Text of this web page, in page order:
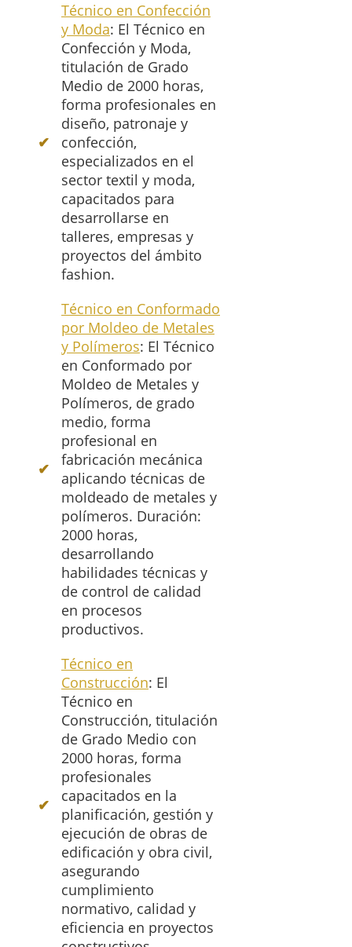
Técnico en Confección
y Moda: El Técnico en
Confección y Moda,
titulación de Grado
Medio de 2000 horas,
forma profesionales en
diseño, patronaje y
confección,
especializados en el
sector textil y moda,
capacitados para
desarrollarse en
talleres, empresas y
proyectos del ámbito
fashion.
Técnico en Conformado
por Moldeo de Metales
y Polímeros: El Técnico
en Conformado por
Moldeo de Metales y
Polímeros, de grado
medio, forma
profesional en
fabricación mecánica
aplicando técnicas de
moldeado de metales y
polímeros. Duración:
2000 horas,
desarrollando
habilidades técnicas y
de control de calidad
en procesos
productivos.
Técnico en
Construcción: El
Técnico en
Construcción, titulación
de Grado Medio con
2000 horas, forma
profesionales
capacitados en la
planificación, gestión y
ejecución de obras de
edificación y obra civil,
asegurando
cumplimiento
normativo, calidad y
eficiencia en proyectos